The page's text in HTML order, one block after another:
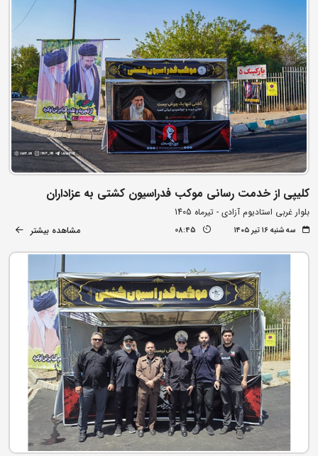
کلیپی از خدمت رسانی موکب فدراسیون کشتی به عزاداران
بلوار غربی استادیوم آزادی - تیرماه 1405
سه شنبه ۱۶ تیر ۱۴۰۵ 08:45 مشاهده بیشتر